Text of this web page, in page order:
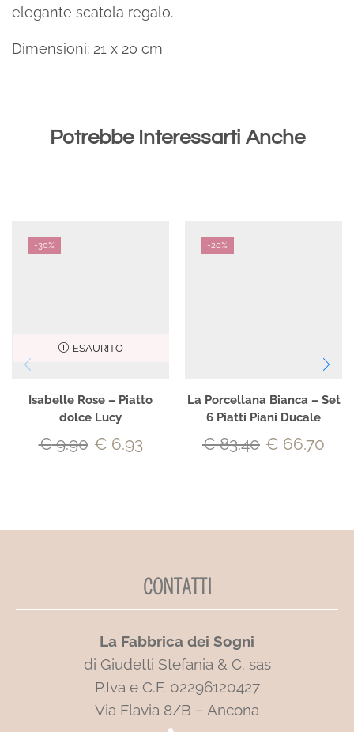
elegante scatola regalo.
Dimensioni: 21 x 20 cm
Potrebbe Interessarti Anche
-30%
ESAURITO
Isabelle Rose – Piatto
dolce Lucy
€9.90 € 6.93
-20%
La Porcellana Bianca – Set
6 Piatti Piani Ducale
€83.40 € 66.70
CONTATTI
La Fabbrica dei Sogni
di Giudetti Stefania & C. sas
P.Iva e C.F. 02296120427
Via Flavia 8/B – Ancona